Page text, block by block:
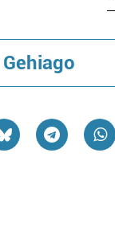
Gehiago